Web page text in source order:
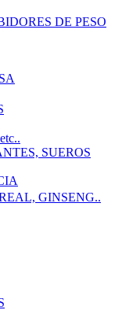
DE PESO
SUEROS
GINSENG..